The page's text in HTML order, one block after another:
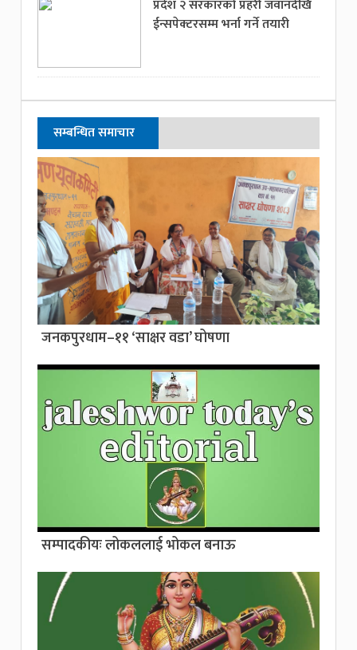
प्रदेश २ सरकारको प्रहरी जवानदेखि
ईन्सपेक्टरसम्म भर्ना गर्ने तयारी
सम्बन्धित समाचार
जनकपुरधाम–११ ‘साक्षर वडा’ घोषणा
सम्पादकीयः लोकललाई भोकल बनाऊ